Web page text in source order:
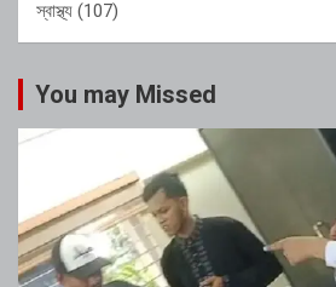
স্বাস্থ্য (107)
You may Missed